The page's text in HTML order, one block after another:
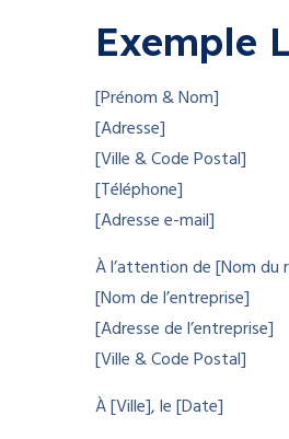
Exemple
[Prénom & Nom]
[Adresse]
[Ville & Code Postal]
[Téléphone]
[Adresse e-mail]
À l’attention de [Nom du
[Nom de l’entreprise]
[Adresse de l’entreprise]
[Ville & Code Postal]
À [Ville], le [Date]